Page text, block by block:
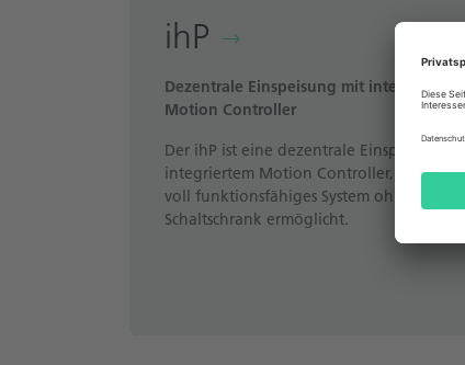
ihP
Dezentrale Einspeisung mit integriertem
Motion Controller
Der ihP ist eine dezentrale Einspeisung mit
integriertem Motion Controller, die ein
voll funktionsfähiges System ohne
Schaltschrank ermöglicht.